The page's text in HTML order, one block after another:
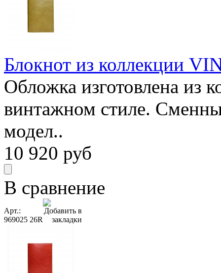
Блокнот из коллекции
Обложка изготовлена из
винтажном стиле.
модел..
10 920 руб
В сравнение
Арт.:
969025 26R